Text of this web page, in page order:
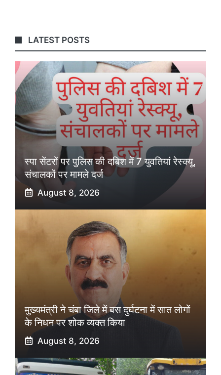
LATEST POSTS
स्पा सेंटरों पर पुलिस की दबिश में 7 युवतियां रेस्क्यू,
संचालकों पर मामले दर्ज
August 8, 2026
मुख्यमंत्री ने चंबा जिले में बस दुर्घटना में सात लोगों
के निधन पर शोक व्यक्त किया
August 8, 2026